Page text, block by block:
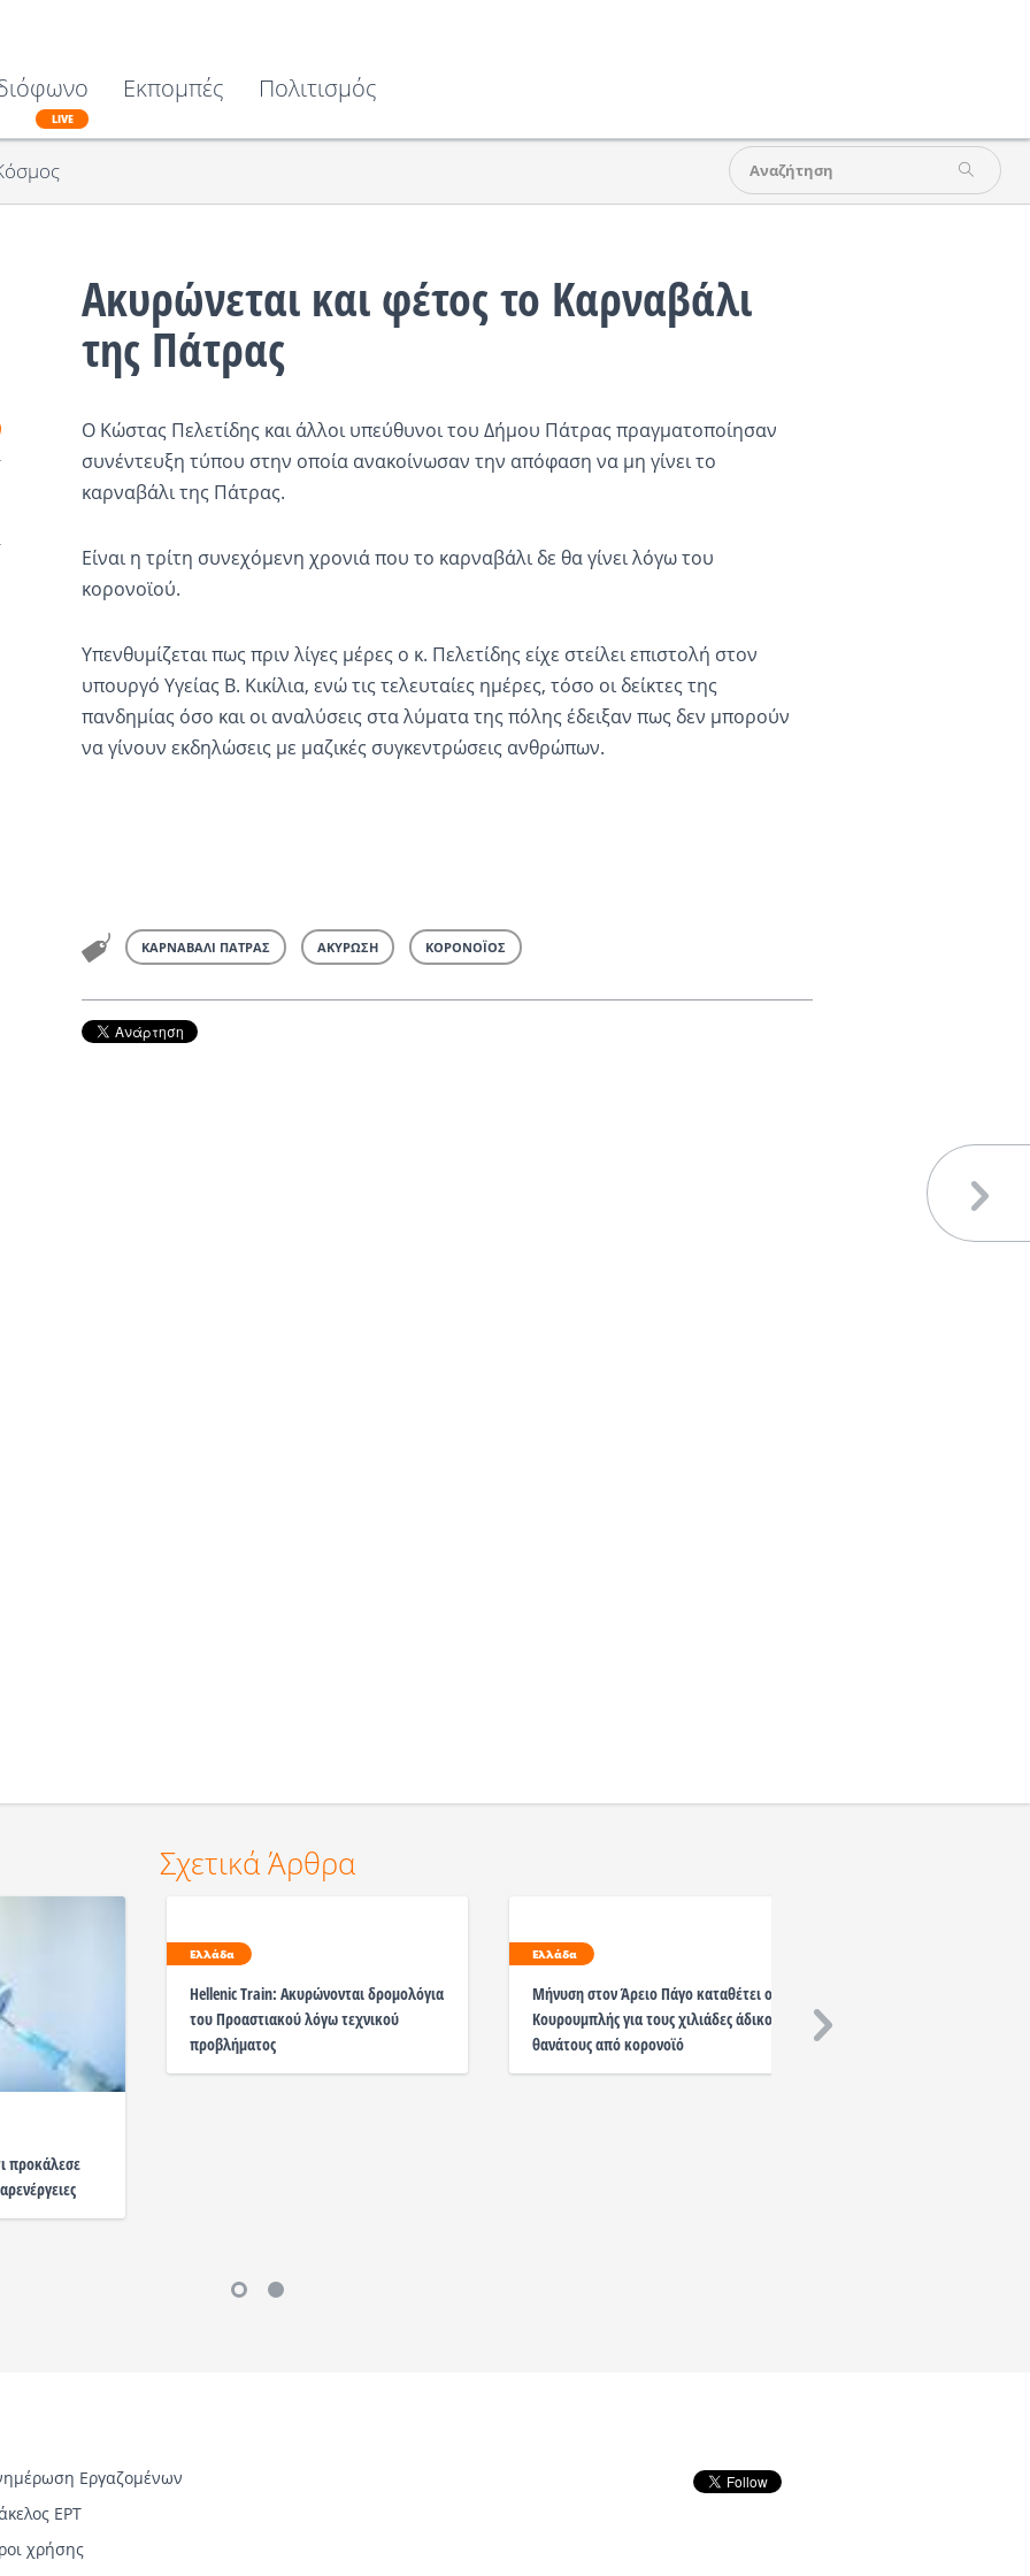
LIVE
Εκπομπές Πολιτισμός
Ακυρώνεται και φέτος το Καρναβάλι
της Πάτρας
Ο Κώστας Πελετίδης και άλλοι υπεύθυνοι του Δήμου Πάτρας πραγματοποίησαν
συνέντευξη τύπου στην οποία ανακοίνωσαν την απόφαση να μη γίνει το
καρναβάλι της Πάτρας.
Είναι η τρίτη συνεχόμενη χρονιά που το καρναβάλι δε θα γίνει λόγω του
κορονοϊού.
Υπενθυμίζεται πως πριν λίγες μέρες ο κ. Πελετίδης είχε στείλει επιστολή στον
υπουργό Υγείας Β. Κικίλια, ενώ τις τελευταίες ημέρες, τόσο οι δείκτες της
πανδημίας όσο και οι αναλύσεις στα λύματα της πόλης έδειξαν πως δεν μπορούν
να γίνουν εκδηλώσεις με μαζικές συγκεντρώσεις ανθρώπων.
ΚΑΡΝΑΒΑΛΙ ΠΑΤΡΑΣ ΑΚΥΡΩΣΗ ΚΟΡΟΝΟΪΟΣ
Σχετικά Άρθρα
προκάλεσε
Ελλάδα
Hellenic Train: Ακυρώνονται δρομολόγια
του Προαστιακού λόγω τεχνικού
προβλήματος
Ελλάδα
Μήνυση στον Άρειο Πάγο καταθέτει ο
Κουρουμπλής για τους χιλιάδες άδικους
θανάτους από κορονοϊό
Εργαζομένων
ΕΡΤ
χρήσης